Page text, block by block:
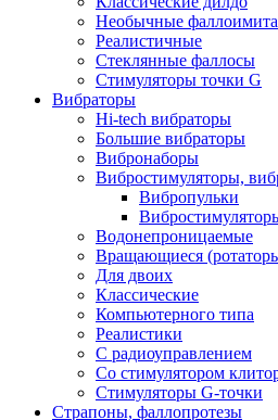
Необычные
Реалистичные
Стеклянные фаллосы
Стимуляторы точки G
Вибраторы
Hi-tech вибраторы
Большие вибраторы
Вибронаборы
Вибростимуляторы,
Вибропульки
Водонепроницаемые
Вращающиеся
Для двоих
Классические
Компьютерного типа
Реалистики
С радиоуправлением
Со стимулятором
Стимуляторы G-точки
Страпоны, фаллопротезы